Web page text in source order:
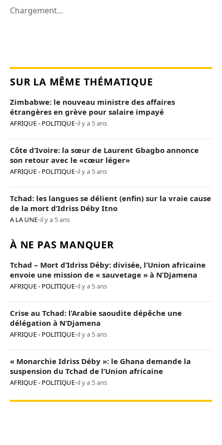
Chargement...
SUR LA MÊME THÉMATIQUE
Zimbabwe: le nouveau ministre des affaires
étrangères en grève pour salaire impayé
AFRIQUE - POLITIQUE•il y a 5 ans
Côte d’Ivoire: la sœur de Laurent Gbagbo annonce
son retour avec le «cœur léger»
AFRIQUE - POLITIQUE•il y a 5 ans
Tchad: les langues se délient (enfin) sur la vraie cause
de la mort d’Idriss Déby Itno
A LA UNE•il y a 5 ans
À NE PAS MANQUER
Tchad – Mort d’Idriss Déby: divisée, l’Union africaine
envoie une mission de « sauvetage » à N’Djamena
AFRIQUE - POLITIQUE•il y a 5 ans
Crise au Tchad: l’Arabie saoudite dépêche une
délégation à N’Djamena
AFRIQUE - POLITIQUE•il y a 5 ans
« Monarchie Idriss Déby »: le Ghana demande la
suspension du Tchad de l’Union africaine
AFRIQUE - POLITIQUE•il y a 5 ans